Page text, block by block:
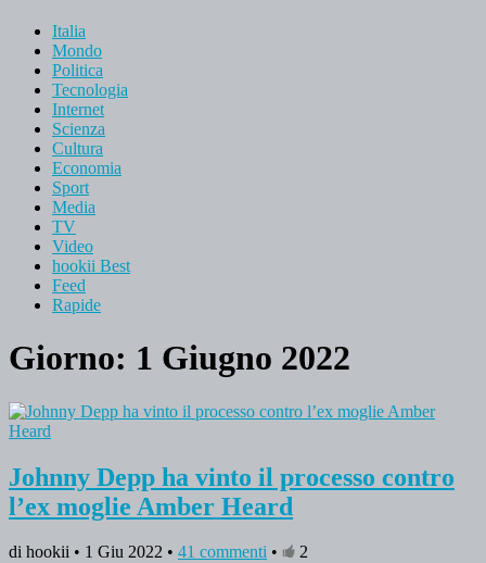
Italia
Mondo
Politica
Tecnologia
Internet
Scienza
Cultura
Economia
Sport
Media
TV
Video
hookii Best
Feed
Rapide
Giorno: 1 Giugno 2022
Johnny Depp ha vinto il processo contro
l’ex moglie Amber Heard
di hookii • 1 Giu 2022 • 41 commenti •
2